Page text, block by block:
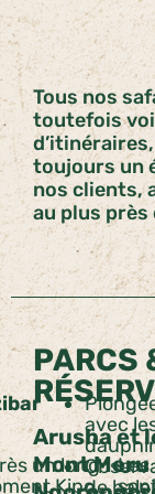
Tous nos
toutefois
toujours un
nos clients,
au plus
PARCS
Arusha et
Mont Meru
avec
de
un long
Kipo
Les